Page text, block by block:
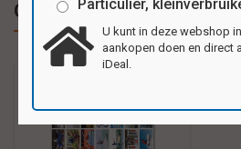
Gerelateerde producten
Particulier,
U kunt in deze webshop
aankopen doen en direct
iDeal.